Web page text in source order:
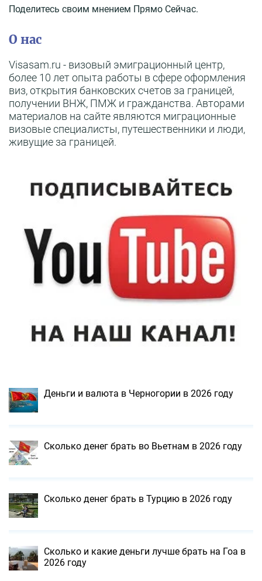
Поделитесь своим мнением Прямо Сейчас.
О нас
Visasam.ru - визовый эмиграционный центр,
более 10 лет опыта работы в сфере оформления
виз, открытия банковских счетов за границей,
получении ВНЖ, ПМЖ и гражданства. Авторами
материалов на сайте являются миграционные
визовые специалисты, путешественники и люди,
живущие за границей.
Деньги и валюта в Черногории в 2026 году
Сколько денег брать во Вьетнам в 2026 году
Сколько денег брать в Турцию в 2026 году
Сколько и какие деньги лучше брать на Гоа в
2026 году